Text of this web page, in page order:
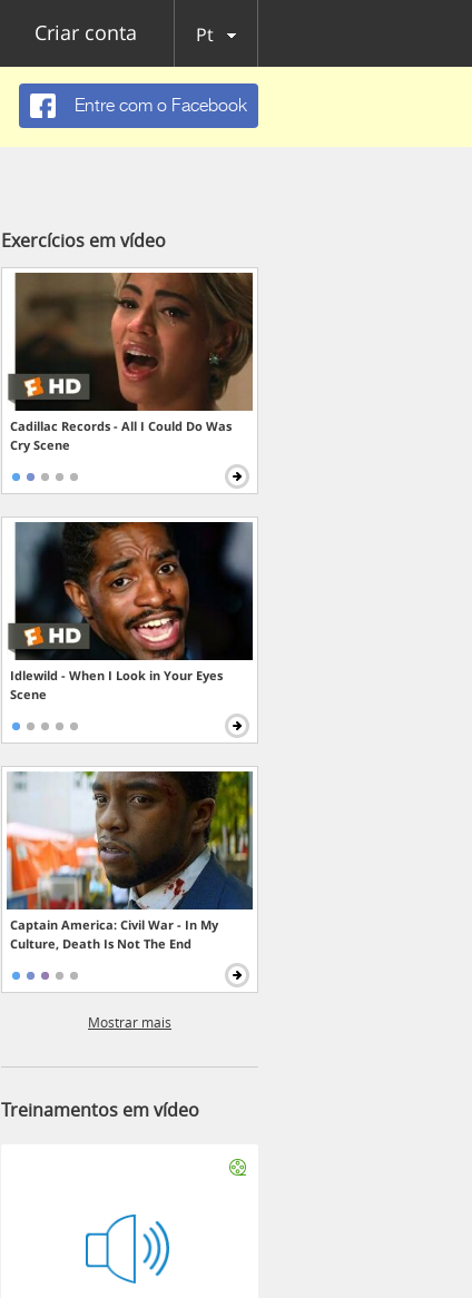
Criar conta Pt
Entre com o Facebook
Exercícios em vídeo
Cadillac Records - All I Could Do Was
Cry Scene
Idlewild - When I Look in Your Eyes
Scene
Captain America: Civil War - In My
Culture, Death Is Not The End
Mostrar mais
Treinamentos em vídeo